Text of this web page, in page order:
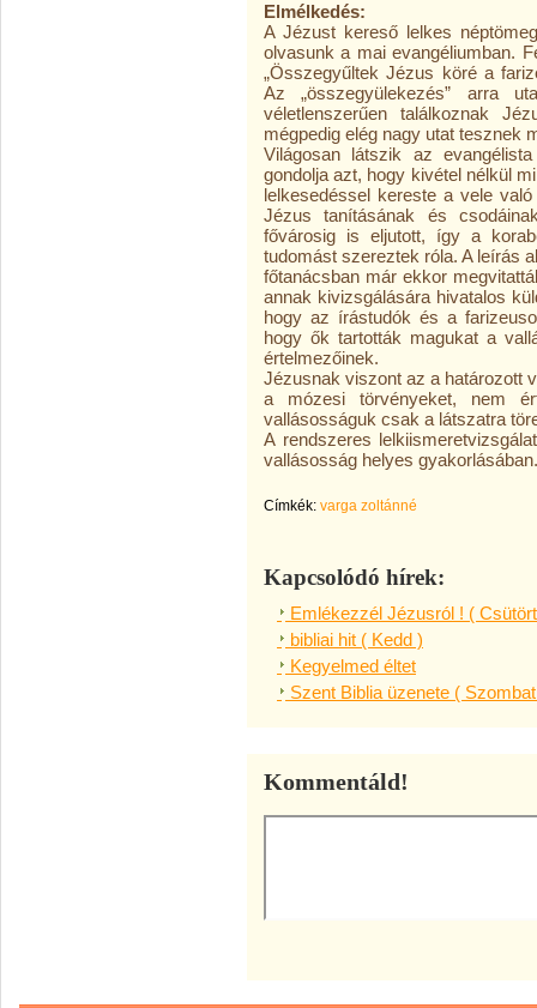
Elmélkedés:
A Jézust kereső lelkes
olvasunk a mai evangéliumban.
„Összegyűltek Jézus köré a
Az „összegyülekezés” arra
véletlenszerűen találkoznak
mégpedig elég nagy utat tesznek
Világosan látszik az
gondolja azt, hogy kivétel nélkül
lelkesedéssel kereste a vele
Jézus tanításának és
fővárosig is eljutott, így a
tudomást szereztek róla. A leírás
főtanácsban már ekkor
annak kivizsgálására hivatalos
hogy az írástudók és a
hogy ők tartották magukat a
értelmezőinek.
Jézusnak viszont az a határozott
a mózesi törvényeket, nem
vallásosságuk csak a látszatra
A rendszeres
vallásosság helyes
Címkék: varga zoltánné
Kapcsolódó hírek:
Emlékezzél Jézusról ! (
bibliai hit ( Kedd )
Kegyelmed éltet
Szent Biblia üzenete (
Kommentáld!